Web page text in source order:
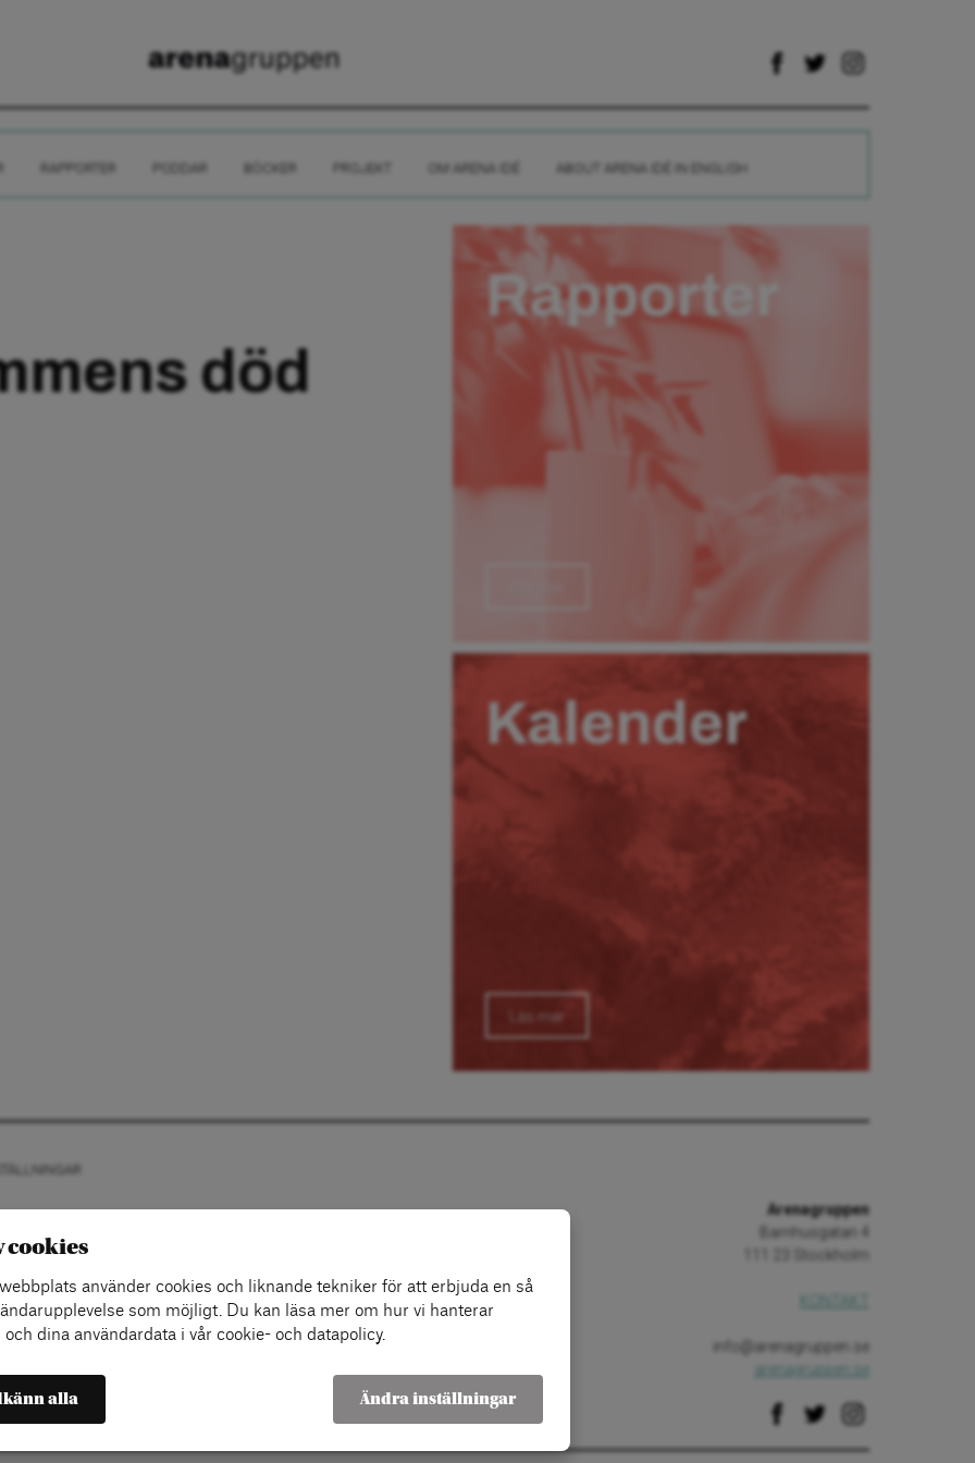
RAPPORTER BÖCKER PROJEKT OM ARENA IDÉ ABOUT ARENA IDÉ IN ENGLISH
död
Rapporter
Kalender
Läs mer
Arenagruppen
Barnhusgatan 4
111 23 Stockholm
info@arenagruppen.se
arenagruppen.se
cookies
använder cookies och liknande tekniker för att erbjuda en så
som möjligt. Du kan läsa mer om hur vi hanterar
och dina användardata i vår cookie- och datapolicy.
alla Ändra inställningar